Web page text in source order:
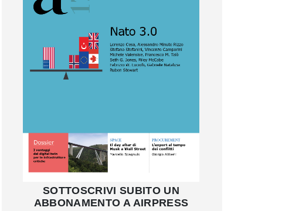
SOTTOSCRIVI SUBITO UN
ABBONAMENTO A AIRPRESS